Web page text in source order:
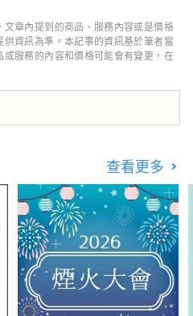
章內提到的商品、服務內容或是價格
資訊為準。本記事的資訊基於筆者當
服務的內容和價格可能會有變更，在
查看更多